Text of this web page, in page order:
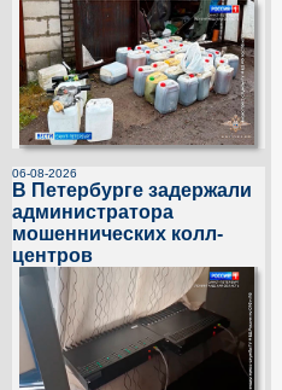
06-08-2026
В Петербурге задержали
администратора
мошеннических колл-
центров